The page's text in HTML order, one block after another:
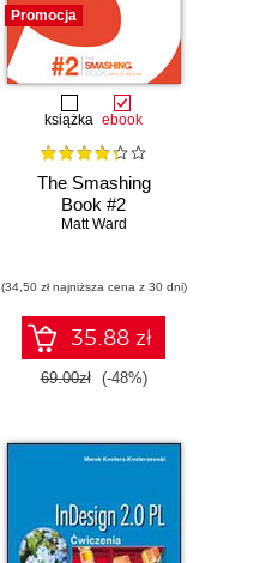
Promocja
książka ebook
The Smashing
Book #2
Matt Ward
(34,50 zł najniższa cena z 30 dni)
35.88 zł
69.00zł (-48%)